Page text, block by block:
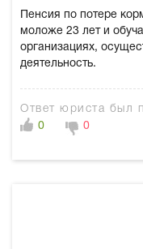
Пенсия по потере
моложе 23 лет и
организациях,
деятельность.
Ответ юриста был
0
0